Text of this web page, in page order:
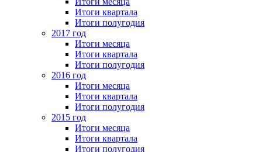
Итоги квартала
Итоги полугодия
2017 год
Итоги месяца
Итоги квартала
Итоги полугодия
2016 год
Итоги месяца
Итоги квартала
Итоги полугодия
2015 год
Итоги месяца
Итоги квартала
Итоги полугодия